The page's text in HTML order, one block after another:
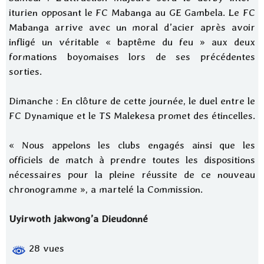
iturien opposant le FC Mabanga au GE Gambela. Le FC
Mabanga arrive avec un moral d’acier après avoir
infligé un véritable « baptême du feu » aux deux
formations boyomaises lors de ses précédentes
sorties.
Dimanche : En clôture de cette journée, le duel entre le
FC Dynamique et le TS Malekesa promet des étincelles.
« Nous appelons les clubs engagés ainsi que les
officiels de match à prendre toutes les dispositions
nécessaires pour la pleine réussite de ce nouveau
chronogramme », a martelé la Commission.
Uyirwoth jakwong’a Dieudonné
28 vues